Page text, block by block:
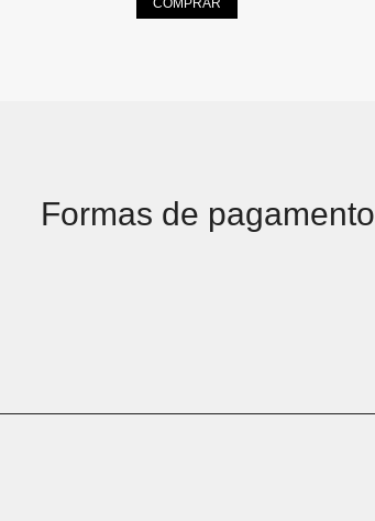
Formas de pagamento